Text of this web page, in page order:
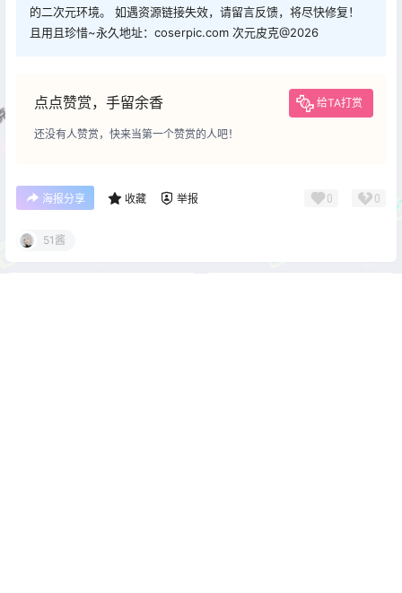
的二次元环境。 如遇资源链接失效，请留言反馈，将尽快修复！
且用且珍惜~永久地址：coserpic.com 次元皮克@2026
点点赞赏，手留余香 给TA打赏
还没有人赞赏，快来当第一个赞赏的人吧！
海报分享 收藏 举报 0 0
51酱